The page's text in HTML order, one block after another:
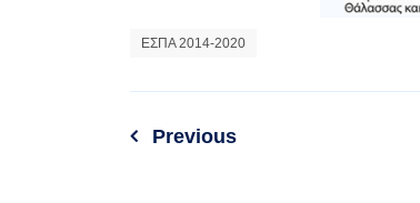
ΕΣΠΑ 2014-2020
Previous